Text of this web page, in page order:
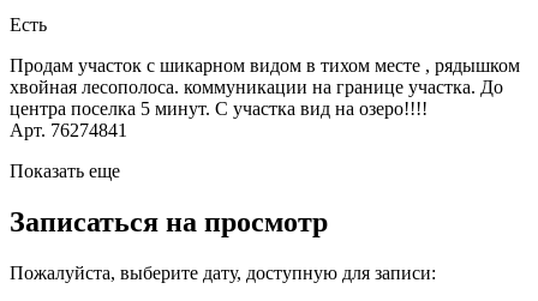
Есть
Продам участок с шикарном видом в тихом месте , рядышком
хвойная лесополоса. коммуникации на границе участка. До
центра поселка 5 минут. С участка вид на озеро!!!!
Арт. 76274841
Показать еще
Записаться на просмотр
Пожалуйста, выберите дату, доступную для записи: